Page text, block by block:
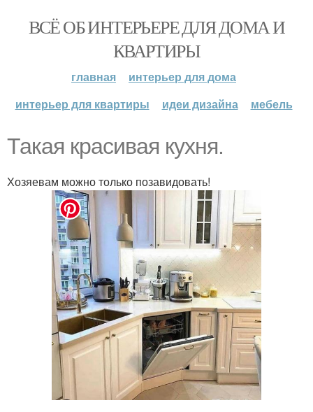
ВСЁ ОБ ИНТЕРЬЕРЕ ДЛЯ ДОМА И
КВАРТИРЫ
главная
интерьер для дома
интерьер для квартиры
идеи дизайна мебель
Такая красивая кухня.
Хозяевам можно только позавидовать!